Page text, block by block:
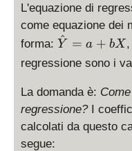
L'equazione di
come equazione dei
forma: \
h
a
t
Y
=
a
Y
^ = a + bX
regressione sono i
La domanda è:
regressione? I
calcolati da questo
segue: